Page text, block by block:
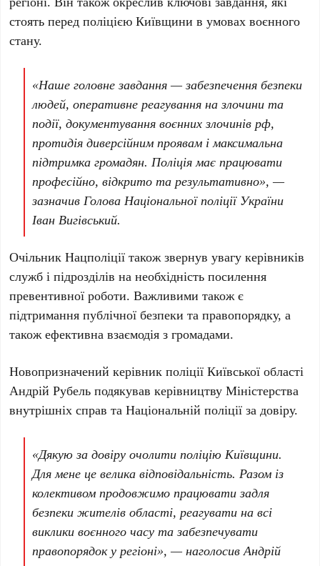
стоять перед поліцією Київщини в умовах воєнного
стану.
«Наше головне завдання — забезпечення безпеки
людей, оперативне реагування на злочини та
події, документування воєнних злочинів рф,
протидія диверсійним проявам і максимальна
підтримка громадян. Поліція має працювати
професійно, відкрито та результативно», —
зазначив Голова Національної поліції України
Іван Вигівський.
Очільник Нацполіції також звернув увагу керівників
служб і підрозділів на необхідність посилення
превентивної роботи. Важливими також є
підтримання публічної безпеки та правопорядку, а
також ефективна взаємодія з громадами.
Новопризначений керівник поліції Київської області
Андрій Рубель подякував керівництву Міністерства
внутрішніх справ та Національній поліції за довіру.
«Дякую за довіру очолити поліцію Київщини.
Для мене це велика відповідальність. Разом із
колективом продовжимо працювати задля
безпеки жителів області, реагувати на всі
виклики воєнного часу та забезпечувати
правопорядок у регіоні», — наголосивАндрій